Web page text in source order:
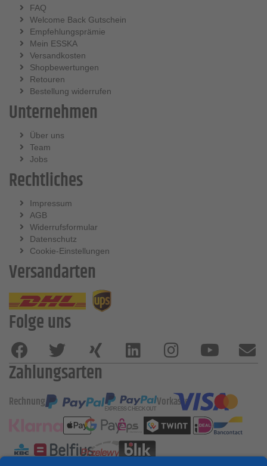
FAQ
Welcome Back Gutschein
Empfehlungsprämie
Mein ESSKA
Versandkosten
Shopbewertungen
Retouren
Bestellung widerrufen
Unternehmen
Über uns
Team
Jobs
Rechtliches
Impressum
AGB
Widerrufsformular
Datenschutz
Cookie-Einstellungen
Versandarten
Folge uns
Zahlungsarten
Rechnung Vorkasse